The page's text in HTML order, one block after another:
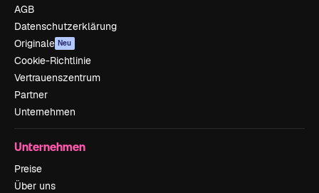
AGB
Datenschutzerklärung
Originale Neu
Cookie-Richtlinie
Vertrauenszentrum
Partner
Unternehmen
Unternehmen
Preise
Über uns